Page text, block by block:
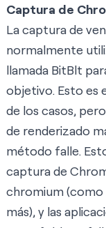
Captura de
La captura de
normalmente
llamada BitBlt
objetivo. Esto es
de los casos,
de renderizado
método falle.
captura de
chromium (como
más), y las